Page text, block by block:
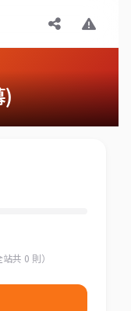
)
共 0 則）